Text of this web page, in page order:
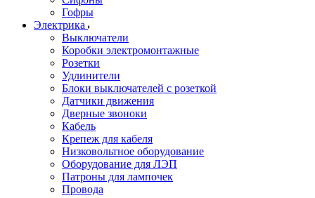
Гофры
Электрика
Выключатели
Коробки электромонтажные
Розетки
Удлинители
Блоки выключателей с розеткой
Датчики движения
Дверные звоноки
Кабель
Крепеж для кабеля
Низковольтное оборудование
Оборудование для ЛЭП
Патроны для лампочек
Провода